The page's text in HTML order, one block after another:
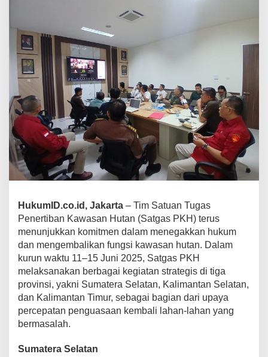
HukumID.co.id, Jakarta – Tim Satuan Tugas
Penertiban Kawasan Hutan (Satgas PKH) terus
menunjukkan komitmen dalam menegakkan hukum
dan mengembalikan fungsi kawasan hutan. Dalam
kurun waktu 11–15 Juni 2025, Satgas PKH
melaksanakan berbagai kegiatan strategis di tiga
provinsi, yakni Sumatera Selatan, Kalimantan Selatan,
dan Kalimantan Timur, sebagai bagian dari upaya
percepatan penguasaan kembali lahan-lahan yang
bermasalah.
Sumatera Selatan